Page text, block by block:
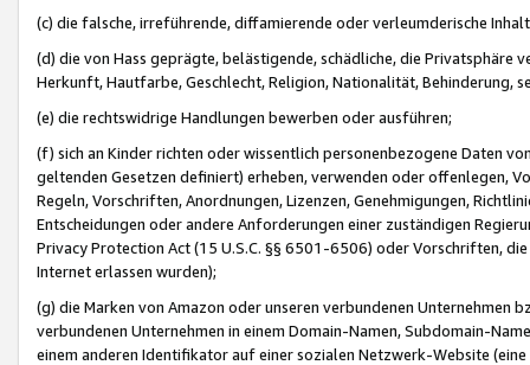
(c) die falsche, irreführende, diffamierende oder verleumderische
(d) die von Hass geprägte, belästigende, schädliche, die Privatsphäre
Herkunft, Hautfarbe, Geschlecht, Religion, Nationalität, Behinderung,
(e) die rechtswidrige Handlungen bewerben oder ausführen;
(f) sich an Kinder richten oder wissentlich personenbezogene Daten
geltenden Gesetzen definiert) erheben, verwenden oder offenlegen,
Regeln, Vorschriften, Anordnungen, Lizenzen, Genehmigungen,
Entscheidungen oder andere Anforderungen einer zuständigen
Privacy Protection Act (15 U.S.C. §§ 6501-6506) oder Vorschriften,
Internet erlassen wurden);
(g) die Marken von Amazon oder unseren verbundenen Unternehmen
verbundenen Unternehmen in einem Domain-Namen, Subdomain-
einem anderen Identifikator auf einer sozialen Netzwerk-Website